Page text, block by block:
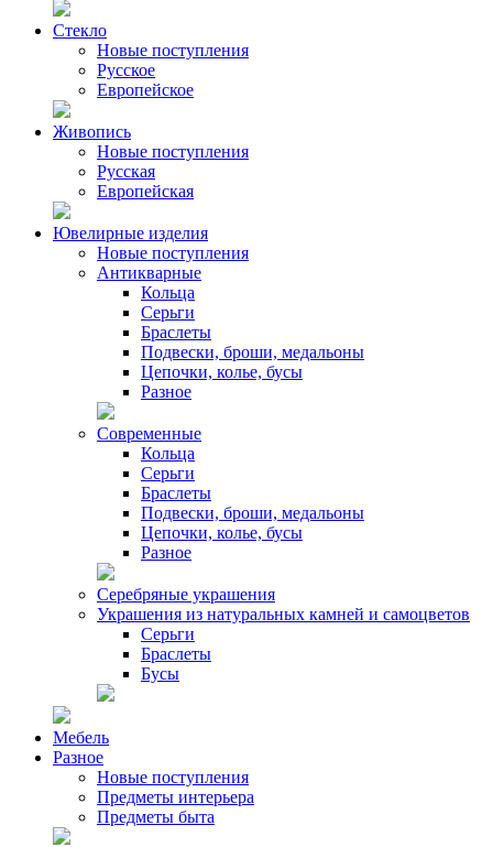
Стекло
Новые поступления
Русское
Европейское
Живопись
Новые поступления
Русская
Европейская
Ювелирные изделия
Новые поступления
Антикварные
Кольца
Серьги
Браслеты
Подвески, броши, медальоны
Цепочки, колье, бусы
Разное
Современные
Кольца
Серьги
Браслеты
Подвески, броши, медальоны
Цепочки, колье, бусы
Разное
Серебряные украшения
Украшения из натуральных камней и самоцветов
Серьги
Браслеты
Бусы
Мебель
Разное
Новые поступления
Предметы интерьера
Предметы быта